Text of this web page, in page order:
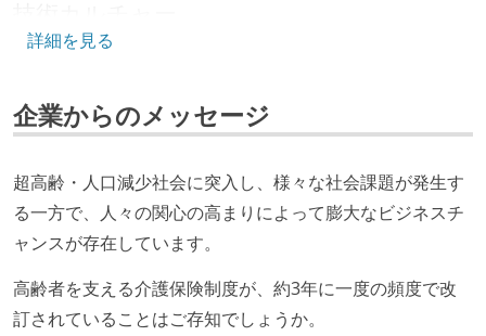
CTO またはそれに準じる、技術やワークフローの標準
取締役（社内）または執行役員として、エンジニアリ
ング部門の人間が経営に参加している
経営トップがエンジニア出身、または現役のエンジニ
アである
開発メンバーの裁量
OS やエディタ、IDE といった個人の環境は、各自の責
任で好きなものを使うことができる
詳細を見る
企業からのメッセージ
超高齢・人口減少社会に突入し、様々な社会課題が発生す
る一方で、人々の関心の高まりによって膨大なビジネスチ
ャンスが存在しています。
高齢者を支える介護保険制度が、約3年に一度の頻度で改
訂されていることはご存知でしょうか。